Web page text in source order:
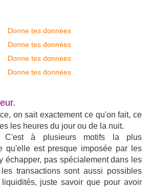
on sait exactement ce qu'on fait, ce
les heures du jour ou de la nuit.
C'est à plusieurs motifs la plus
qu'elle est presque imposée par les
échapper, pas spécialement dans les
transactions sont aussi possibles
juste savoir que pour avoir